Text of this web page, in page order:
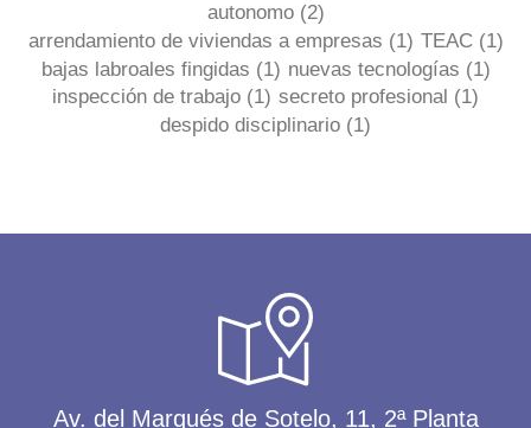
autonomo (2)
arrendamiento de viviendas a empresas (1) TEAC (1)
bajas labroales fingidas (1) nuevas tecnologías (1)
inspección de trabajo (1) secreto profesional (1)
despido disciplinario (1)
Av. del Marqués de Sotelo, 11, 2ª Planta